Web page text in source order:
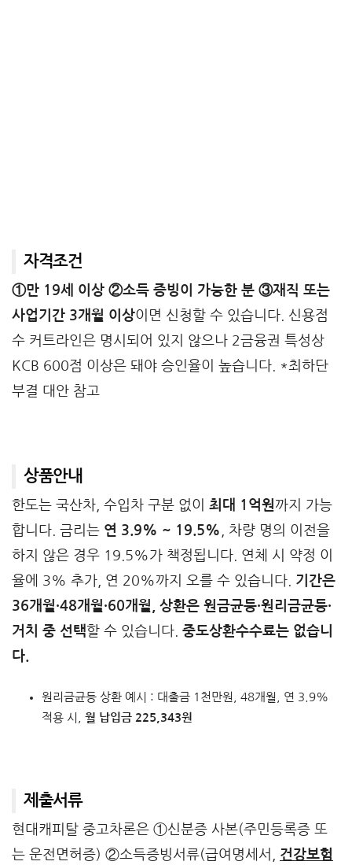
자격조건
①만 19세 이상 ②소득 증빙이 가능한 분 ③재직 또는
사업기간 3개월 이상이면 신청할 수 있습니다. 신용점
수 커트라인은 명시되어 있지 않으나 2금융권 특성상
KCB 600점 이상은 돼야 승인율이 높습니다. *최하단
부결 대안 참고
상품안내
한도는 국산차, 수입차 구분 없이 최대 1억원까지 가능
합니다. 금리는 연 3.9% ~ 19.5%
, 차량 명의 이전을
하지 않은 경우 19.5%가 책정됩니다. 연체 시 약정 이
율에 3% 추가, 연 20%까지 오를 수 있습니다. 기간은
36개월·48개월·60개월, 상환은 원금균등·원리금균등·
거치 중 선택할 수 있습니다. 중도상환수수료는 없습니
다.
원리금균등 상환 예시 : 대출금 1천만원, 48개월, 연 3.9%
적용 시, 월 납입금 225,343원
제출서류
현대캐피탈 중고차론은 ①신분증 사본(주민등록증 또
는 운전면허증) ②소득증빙서류(급여명세서, 건강보험